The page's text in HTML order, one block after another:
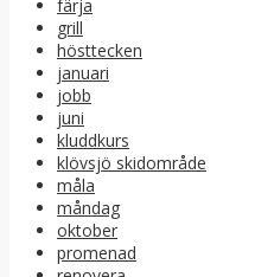
färja
grill
hösttecken
januari
jobb
juni
kluddkurs
klövsjö skidområde
måla
måndag
oktober
promenad